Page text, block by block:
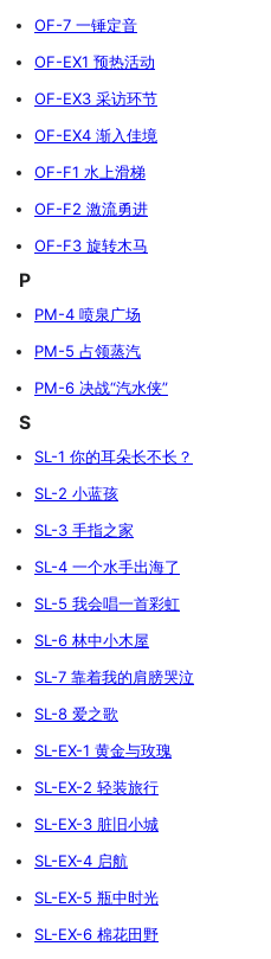
OF-7 一锤定音
OF-EX1 预热活动
OF-EX3 采访环节
OF-EX4 渐入佳境
OF-F1 水上滑梯
OF-F2 激流勇进
OF-F3 旋转木马
P
PM-4 喷泉广场
PM-5 占领蒸汽
PM-6 决战“汽水侠”
S
SL-1 你的耳朵长不长？
SL-2 小蓝孩
SL-3 手指之家
SL-4 一个水手出海了
SL-5 我会唱一首彩虹
SL-6 林中小木屋
SL-7 靠着我的肩膀哭泣
SL-8 爱之歌
SL-EX-1 黄金与玫瑰
SL-EX-2 轻装旅行
SL-EX-3 脏旧小城
SL-EX-4 启航
SL-EX-5 瓶中时光
SL-EX-6 棉花田野